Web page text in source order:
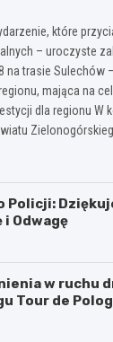
które
– uroczyste
trasie Sulechów
mająca na
dla regionu W
Policji:
i Odwagę
w ruchu
Tour de